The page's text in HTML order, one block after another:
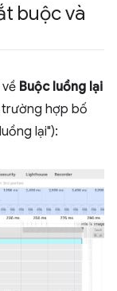
buộc và
Buộc luồng lại
trường hợp bố
lại"):